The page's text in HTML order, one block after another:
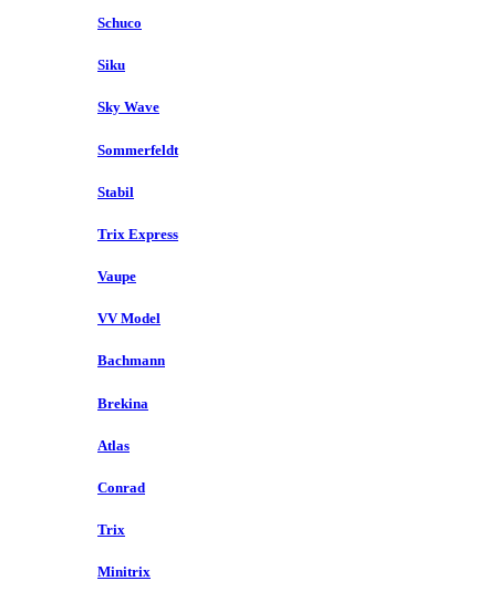
Schuco
Siku
Sky Wave
Sommerfeldt
Stabil
Trix Express
Vaupe
VV Model
Bachmann
Brekina
Atlas
Conrad
Trix
Minitrix